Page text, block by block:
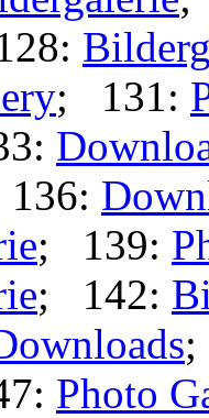
; 131:
; 139:
; 142:
Photo